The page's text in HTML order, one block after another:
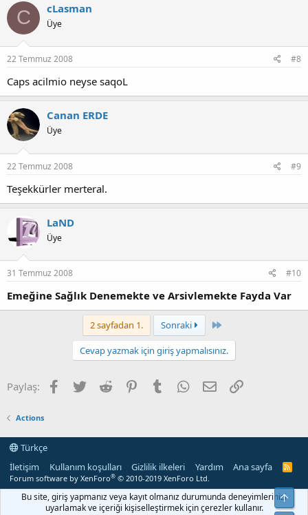
C cLasman
Üye
22 Temmuz 2008 #8
Caps acilmio neyse saqoL
Canan ERDE
Üye
22 Temmuz 2008 #9
Teşekkürler merteral.
LaND
Üye
31 Temmuz 2008 #10
Emeğine Sağlık Denemekte ve Arsivlemekte Fayda Var
2 sayfadan 1. Sonraki Last
Cevap yazmak için giriş yapmalısınız.
Paylaş: Facebook
TwitterReddit PinterestTumblrWhatsApp
E-postaLink
Actions
Türkçe
İletişim
Kullanım koşulları Gizlilik ilkeleri Yardım Ana sayfa
R
S
Forum software by XenForo® © 2010-2019 XenForo Ltd.
Bu site, giriş yapmanız veya kayıt olmanız durumunda deneyimlerinizi
uyarlamak ve içeriği kişiselleştirmek için çerezler kullanır.